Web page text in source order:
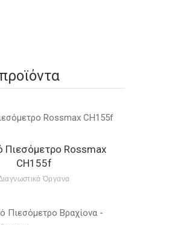
Πιεσόμετρο Rossmax
CH155f
Όργανα